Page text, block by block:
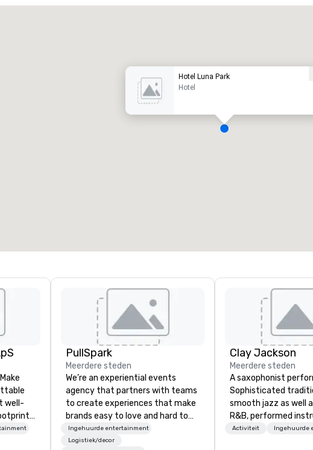
Hotel Luna Park
Hotel
well-
with
PullSpark
Meerdere steden
We’re an experiential events
agency that partners with teams
to create experiences that make
brands easy to love and hard to
forget. Most companies already
know what makes them easy to
Ingehuurde entertainment
Logistiek/decor
Clay Jackson
Meerdere steden
A saxophonist
Sophisticated
smooth jazz as well
R&B, performed
the tenor, alto, and
Activiteit Ingehuurde